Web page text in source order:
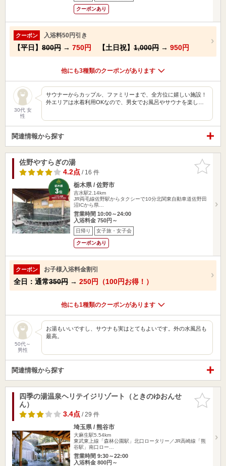
クーポンあり
クーポン 入浴料50円引き
【平日】 800円 → 750円 【土日祝】 1,000円 → 950円
他にも3種類のクーポンがあります
30代 女
性
サウナーからカップル、ファミリーまで、全方位に嬉しい施設！
外エリアは水着利用OKなので、男女でお風呂やサウナを楽し…
関連情報から探す
お気に入
りに追加
佐野やすらぎの湯
4.2点/ 16 件
栃木県 / 佐野市
吉水駅2.14km
JR両毛線佐野駅からタクシーで10分北関東自動車道佐野田
沼ICから県…
営業時間 10:00～24:00
入浴料金 750円～
日帰り 女子旅・女子会
クーポンあり
クーポン お子様入浴料金割引
全日：通常350円 → 250円（100円お得！）
他にも1種類のクーポンがあります
50代～
男性
お湯もいいですし、サウナも実はとてもよいです。外の水風呂も
最高。
関連情報から探す
お気に入
りに追加
四季の湯温泉ヘリテイジリゾート（ときのゆおんせ
ん）
3.4点/ 29 件
埼玉県 / 熊谷市
大麻生駅5.54km
東武東上線「森林公園駅」北口ロータリー／JR高崎線「熊
谷駅」南口ロー…
営業時間 9:30～22:00
入浴料金 800円～